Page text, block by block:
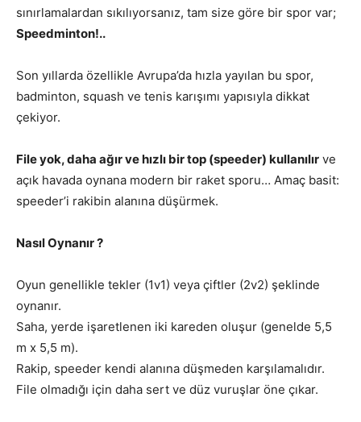
sınırlamalardan sıkılıyorsanız, tam size göre bir spor var;
Speedminton!..
Son yıllarda özellikle Avrupa’da hızla yayılan bu spor,
badminton, squash ve tenis karışımı yapısıyla dikkat
çekiyor.
File yok, daha ağır ve hızlı bir top (speeder) kullanılır ve
açık havada oynana modern bir raket sporu… Amaç basit:
speeder’i rakibin alanına düşürmek.
Nasıl Oynanır ?
Oyun genellikle tekler (1v1) veya çiftler (2v2) şeklinde
oynanır.
Saha, yerde işaretlenen iki kareden oluşur (genelde 5,5
m x 5,5 m).
Rakip, speeder kendi alanına düşmeden karşılamalıdır.
File olmadığı için daha sert ve düz vuruşlar öne çıkar.